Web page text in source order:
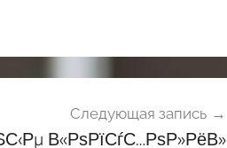
Следующая запись
В«РѕРїСѓС…РѕР»РёВ»